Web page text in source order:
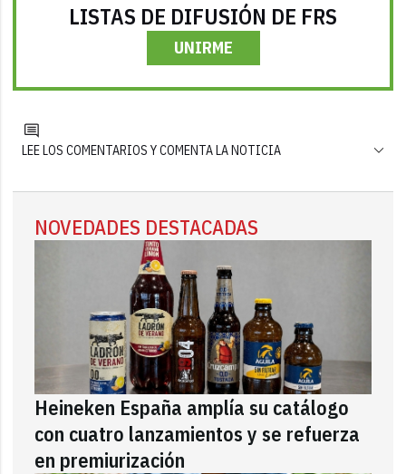
LISTAS DE DIFUSIÓN DE FRS
UNIRME
LEE LOS COMENTARIOS Y COMENTA LA NOTICIA
NOVEDADES DESTACADAS
Heineken España amplía su catálogo
con cuatro lanzamientos y se refuerza
en premiurización